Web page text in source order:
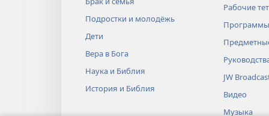
Подростки и молодёжь
Дети
Вера в Бога
Наука и Библия
История и Библия
Рабочие
JW
Видео
Музыка